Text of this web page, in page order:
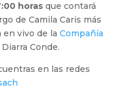
horasque contará
de Camila Caris más
en vivo de la Compañía
Conde.
en las redes